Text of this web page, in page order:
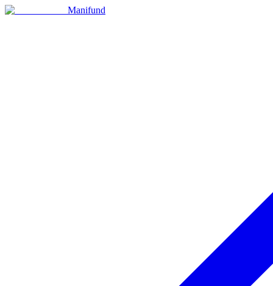
Manifund